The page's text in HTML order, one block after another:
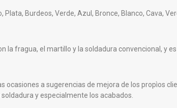
Burdeos, Verde, Azul, Bronce, Blanco, Cava,
la fragua, el martillo y la soldadura convencional, y
ocasiones a sugerencias de mejora de los propìos
y especialmente los acabados.